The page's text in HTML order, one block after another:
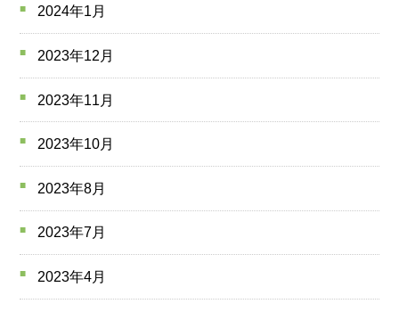
2024年1月
2023年12月
2023年11月
2023年10月
2023年8月
2023年7月
2023年4月